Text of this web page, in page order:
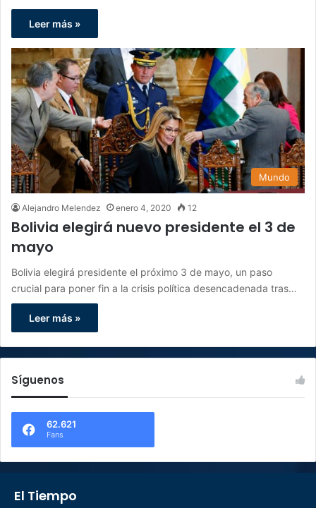
Leer más »
Mundo
Alejandro Melendez enero 4, 2020 12
Bolivia elegirá nuevo presidente el 3 de
mayo
Bolivia elegirá presidente el próximo 3 de mayo, un paso
crucial para poner fin a la crisis política desencadenada tras…
Leer más »
Síguenos
62.621
Fans
El Tiempo